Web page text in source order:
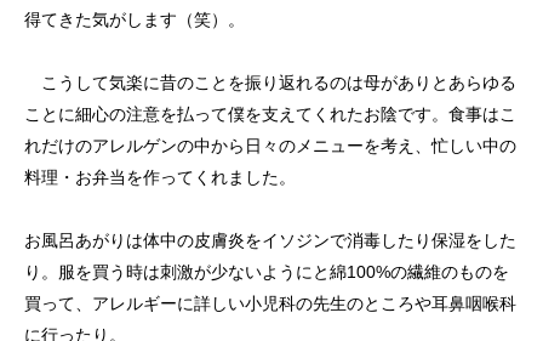
得てきた気がします（笑）。
こうして気楽に昔のことを振り返れるのは母がありとあらゆる
ことに細心の注意を払って僕を支えてくれたお陰です。食事はこ
れだけのアレルゲンの中から日々のメニューを考え、忙しい中の
料理・お弁当を作ってくれました。
お風呂あがりは体中の皮膚炎をイソジンで消毒したり保湿をした
り。服を買う時は刺激が少ないようにと綿100%の繊維のものを
買って、アレルギーに詳しい小児科の先生のところや耳鼻咽喉科
に行ったり。